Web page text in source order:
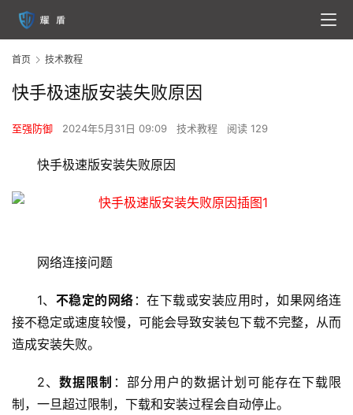
首页 技术教程
快手极速版安装失败原因
至强防御 2024年5月31日 09:09 技术教程 阅读 129
快手极速版安装失败原因
网络连接问题
1、 不稳定的网络 ：在下载或安装应用时，如果网络连
接不稳定或速度较慢，可能会导致安装包下载不完整，从而
造成安装失败。
2、数据限制 ：部分用户的数据计划可能存在下载限
制，一旦超过限制，下载和安装过程会自动停止。